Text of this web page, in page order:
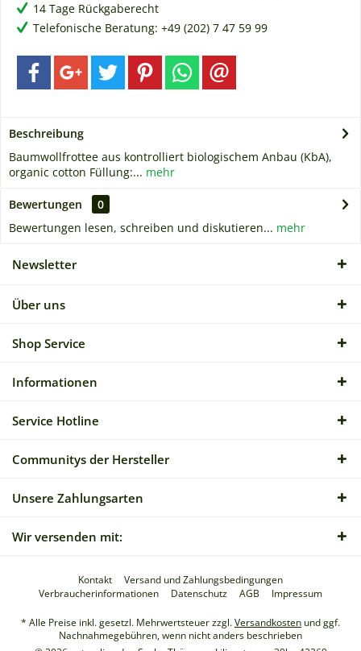
14 Tage Rückgaberecht
Telefonische Beratung: +49 (202) 7 47 59 99
Beschreibung
Baumwollfrottee aus kontrolliert biologischem Anbau (KbA),
organic cotton Füllung:... mehr
Bewertungen
0
Bewertungen lesen, schreiben und diskutieren... mehr
Newsletter
Über uns
Shop Service
Informationen
Service Hotline
Communitys der Hersteller
Unsere Zahlungsarten
Wir versenden mit:
Kontakt
Versand und Zahlungsbedingungen
Verbraucherinformationen
Datenschutz AGB Impressum
* Alle Preise inkl. gesetzl. Mehrwertsteuer zzgl.Versandkosten und ggf.
Nachnahmegebühren, wenn nicht anders beschrieben